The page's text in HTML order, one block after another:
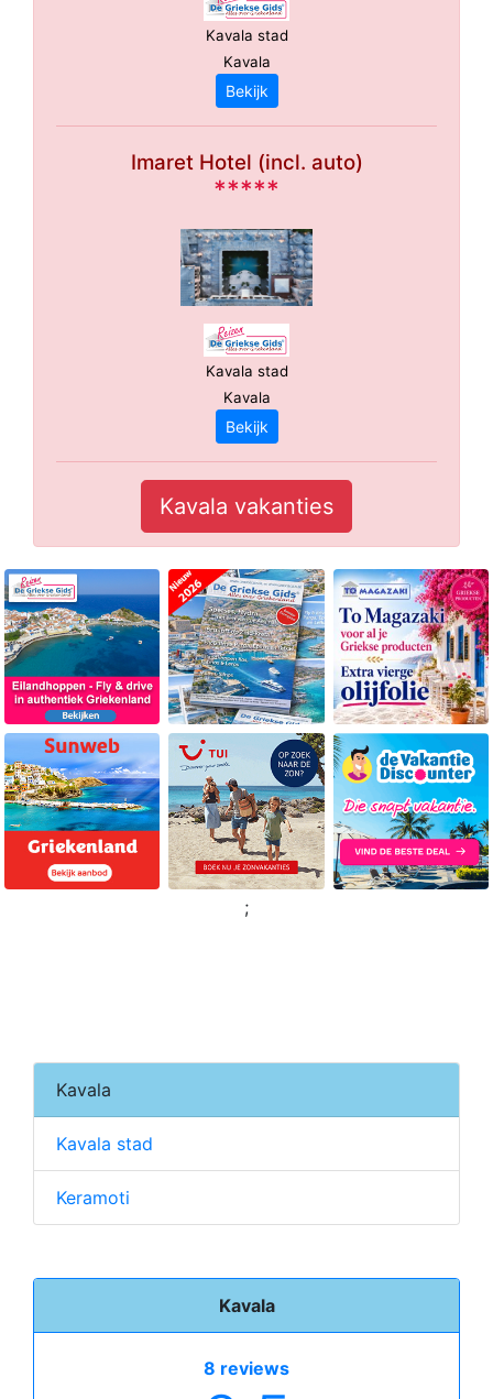
Kavala stad
Kavala
Bekijk
Imaret Hotel (incl. auto)
*****
Kavala stad
Kavala
Bekijk
Kavala vakanties
;
Kavala
Kavala stad
Keramoti
Kavala
8 reviews